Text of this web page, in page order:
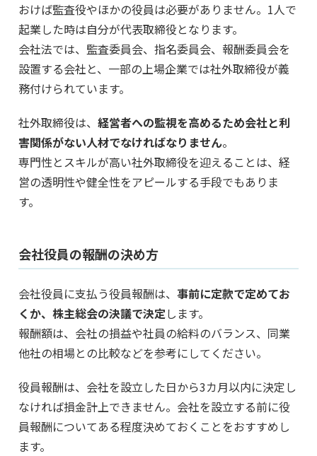
おけば監査役やほかの役員は必要がありません。1人で
起業した時は自分が代表取締役となります。
会社法では、監査委員会、指名委員会、報酬委員会を
設置する会社と、一部の上場企業では社外取締役が義
務付けられています。
社外取締役は、 経営者への監視を高めるため会社と利
害関係がない人材でなければなりません。
専門性とスキルが高い社外取締役を迎えることは、経
営の透明性や健全性をアピールする手段でもありま
す。
会社役員の報酬の決め方
会社役員に支払う役員報酬は、 事前に定款で定めてお
くか、株主総会の決議で決定します。
報酬額は、会社の損益や社員の給料のバランス、同業
他社の相場との比較などを参考にしてください。
役員報酬は、会社を設立した日から3カ月以内に決定し
なければ損金計上できません。会社を設立する前に役
員報酬についてある程度決めておくことをおすすめし
ます。